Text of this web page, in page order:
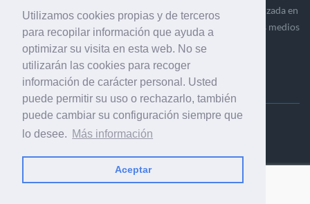
Utilizamos cookies propias y de terceros
para recopilar información que ayuda a
optimizar su visita en esta web. No se
utilizarán las cookies para recoger
información de carácter personal. Usted
puede permitir su uso o rechazarlo, también
puede cambiar su configuración siempre que
lo desee. Más información
Aceptar
Ediciones Industria Gráfica es una empresa editora especializada en
el mercado de la comunicación gráfica que engloba diversos medios
profesionales especializados en el mercado gráfico, la
comunicación visual y el envasado.
Ediciones Industria Gráfica, S.C.P.